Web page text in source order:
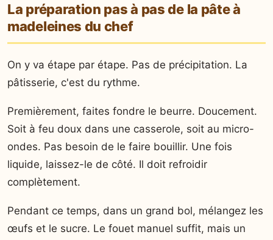
La préparation pas à pas de la pâte à
madeleines du chef
On y va étape par étape. Pas de précipitation. La
pâtisserie, c'est du rythme.
Premièrement, faites fondre le beurre. Doucement.
Soit à feu doux dans une casserole, soit au micro-
ondes. Pas besoin de le faire bouillir. Une fois
liquide, laissez-le de côté. Il doit refroidir
complètement.
Pendant ce temps, dans un grand bol, mélangez les
œufs et le sucre. Le fouet manuel suffit, mais un